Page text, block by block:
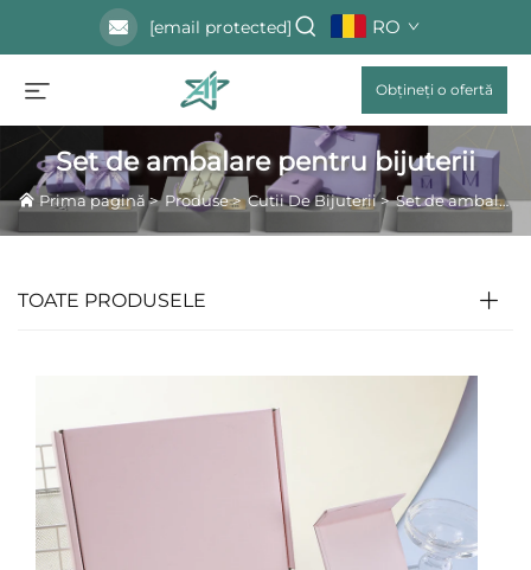
[email protected] RO
Obțineți o ofertă
Set de ambalare pentru bijuterii
Prima pagină>Produse>Cutii De Bijuterii>Set de ambalare pentru bijuterii
TOATE PRODUSELE